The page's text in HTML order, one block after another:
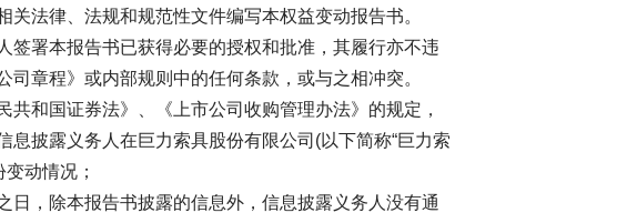
关法律、法规和规范性文件编写本权益变动报告书。
签署本报告书已获得必要的授权和批准，其履行亦不违
司章程》或内部规则中的任何条款，或与之相冲突。
和国证券法》、《上市公司收购管理办法》的规定，
息披露义务人在巨力索具股份有限公司(以下简称“巨力索
动情况；
，除本报告书披露的信息外，信息披露义务人没有通